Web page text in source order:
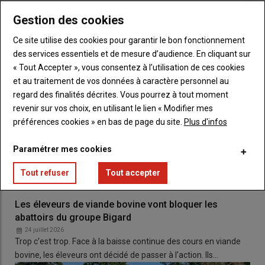
Malgré la gravité des faits,Bruxelles
poursuivre sans sanction immédiate.Patrick Bénézit,
président de laFNB, juge ce comportement « inaudible » et «
inacceptable ».
« L’Europe sait et décide de ne pas
agir », martèle le dirigeant syndical.
Alors que les éleveurs européens sont soumis aux règles les
plus strictes au monde, cette simple « tape sur les doigts » de la
Commissionest perçue comme une menace directe pour la
viabilité des exploitations locales et la sécurité des
consommateurs.
Les éleveurs de viande bovine vont bloquer les
abattoirs du groupe Bigard
24 juillet 2026
Trop c'est trop. Face à la baisse continue des cours en viande
bovine, les éleveurs ont décidé de passer à l'action. Ils…
Gestion des cookies
Ce site utilise des cookies pour garantir le bon fonctionnement
des services essentiels et de mesure d’audience. En cliquant sur
« Tout Accepter », vous consentez à l’utilisation de ces cookies
et au traitement de vos données à caractère personnel au
regard des finalités décrites. Vous pourrez à tout moment
revenir sur vos choix, en utilisant le lien « Modifier mes
préférences cookies » en bas de page du site. Plus d'infos
Paramétrer mes cookies
Tout refuser Tout accepter